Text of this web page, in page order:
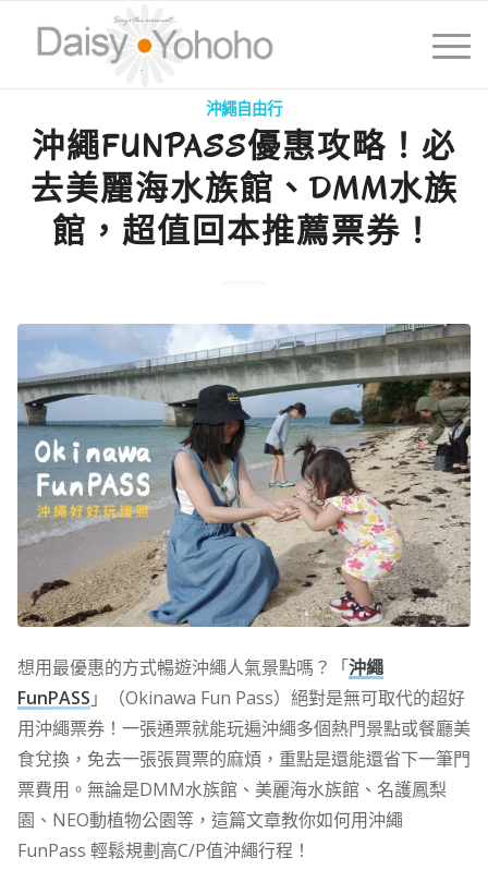
沖繩自由行
沖繩FUNPASS優惠攻略！必
去美麗海水族館、DMM水族
館，超值回本推薦票券！
想用最優惠的方式暢遊沖繩人氣景點嗎？「沖繩
FunPASS 」（Okinawa Fun Pass）絕對是無可取代的超好
用沖繩票券！一張通票就能玩遍沖繩多個熱門景點或餐廳美
食兌換，免去一張張買票的麻煩，重點是還能還省下一筆門
票費用。無論是DMM水族館、美麗海水族館、名護鳳梨
園、NEO動植物公園等，這篇文章教你如何用沖繩
FunPass 輕鬆規劃高C/P值沖繩行程！